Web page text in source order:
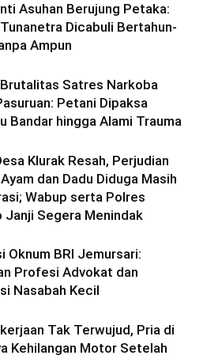
Asuhan Berujung Petaka:
Dicabuli Bertahun-
Ampun
Brutalitas Satres Narkoba
Petani Dipaksa
Bandar hingga Alami Trauma
Klurak Resah, Perjudian
dan Dadu Diduga Masih
Wabup serta Polres
Janji Segera Menindak
Oknum BRI Jemursari:
Profesi Advokat dan
Nasabah Kecil
Tak Terwujud, Pria di
Kehilangan Motor Setelah